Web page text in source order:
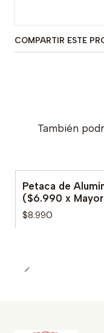
COMPARTIR ESTE
También
Petaca de
($6.990 x
$8.990